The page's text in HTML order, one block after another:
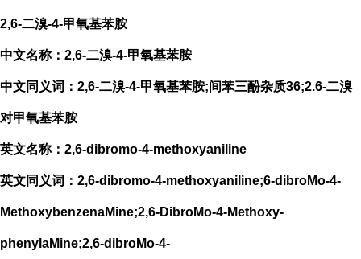
2,6-二溴-4-甲氧基苯胺
中文名称：2,6-二溴-4-甲氧基苯胺
中文同义词：2,6-二溴-4-甲氧基苯胺;间苯三酚杂质36;2.6-二溴
对甲氧基苯胺
英文名称：2,6-dibromo-4-methoxyaniline
英文同义词：2,6-dibromo-4-methoxyaniline;6-dibroMo-4-
MethoxybenzenaMine;2,6-DibroMo-4-Methoxy-
phenylaMine;2,6-dibroMo-4-